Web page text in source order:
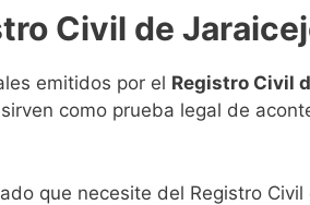
Civil de
emitidos por el Registro Civil
como prueba legal de
que necesite del Registro Civil